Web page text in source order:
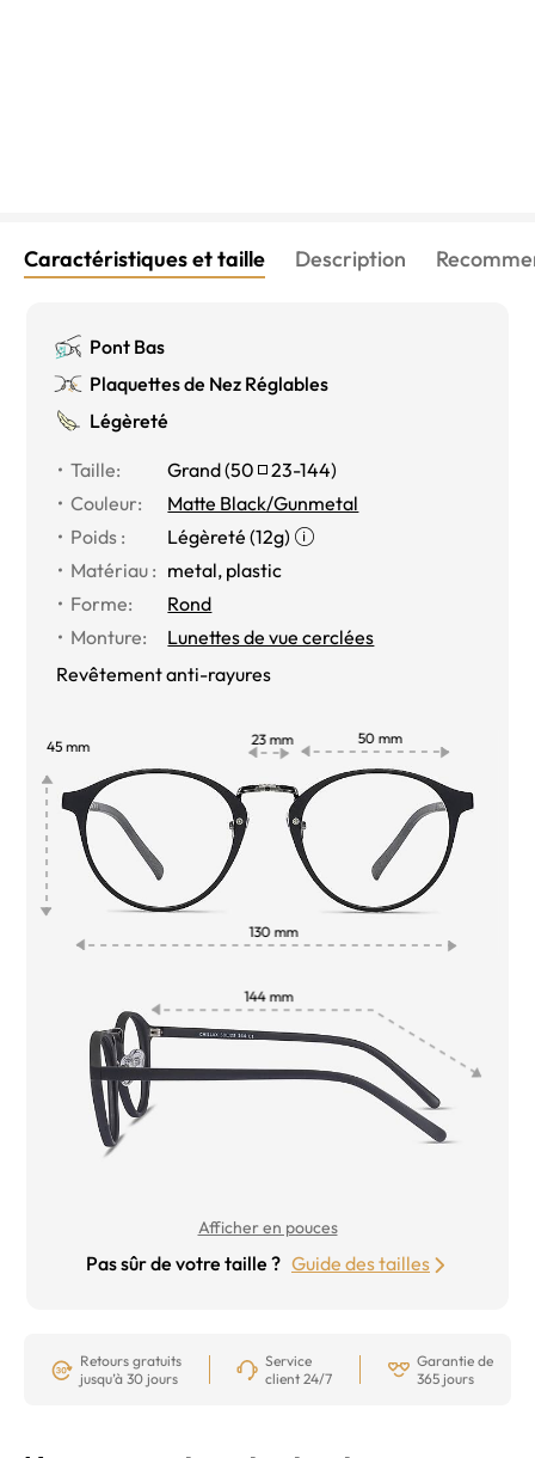
Caractéristiques et taille Description
Pont Bas
Plaquettes de Nez Réglables
Légèreté
Taille: Grand (50 23-144)
Couleur:
Matte Black/Gunmetal
Poids :
Légèreté (12g)
Matériau : metal, plastic
Forme:
Rond
Monture:
Lunettes de vue cerclées
Revêtement anti-rayures
Afficher en pouces
Pas sûr de votre taille ? Guide des tailles
Retours gratuits
jusqu’à 30 jours
Service
client 24/7
Garantie de
365 jours